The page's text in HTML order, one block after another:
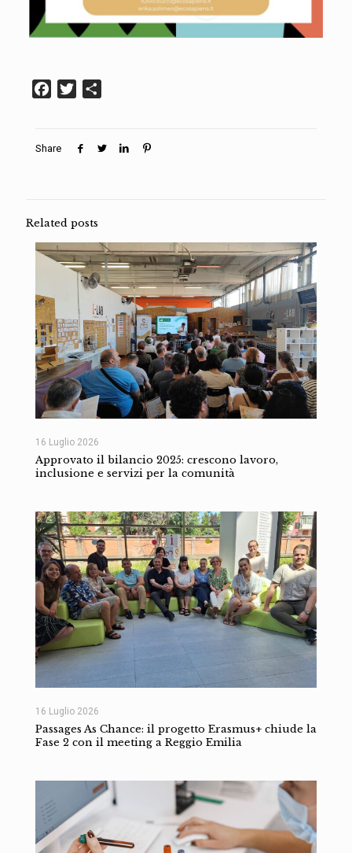
Facebook
Twitter
Share
Related posts
16 Luglio 2026
Approvato il bilancio 2025: crescono lavoro,
inclusione e servizi per la comunità
16 Luglio 2026
Passages As Chance: il progetto Erasmus+ chiude la
Fase 2 con il meeting a Reggio Emilia